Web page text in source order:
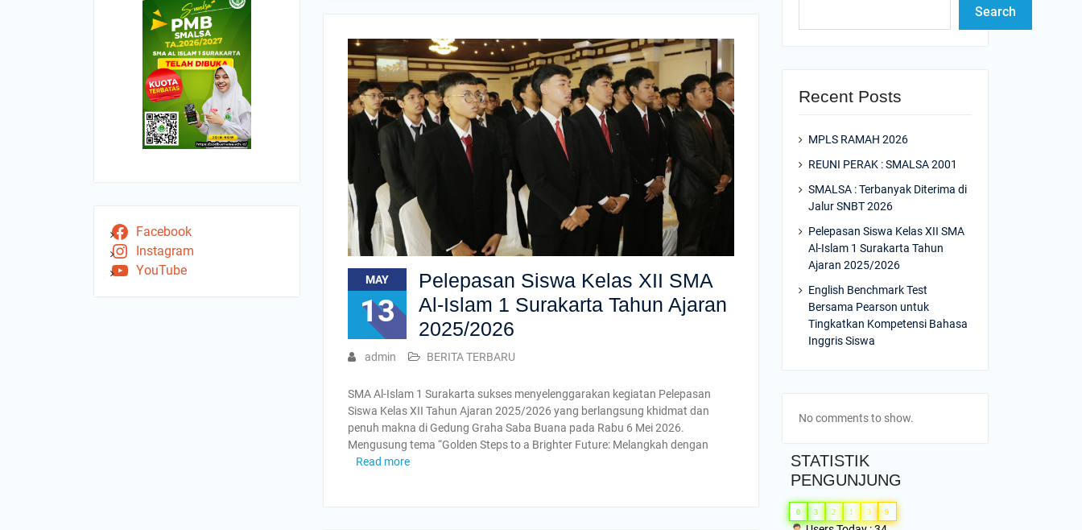
MAY
13
Pelepasan Siswa Kelas XII SMA
Al-Islam 1 Surakarta Tahun Ajaran
2025/2026
admin BERITA TERBARU
SMA Al-Islam 1 Surakarta sukses menyelenggarakan kegiatan Pelepasan
Siswa Kelas XII Tahun Ajaran 2025/2026 yang berlangsung khidmat dan
penuh makna di Gedung Graha Saba Buana pada Rabu 6 Mei 2026.
Mengusung tema “Golden Steps to a Brighter Future: Melangkah dengan
Read more
Search
Recent Posts
MPLS RAMAH 2026
REUNI PERAK : SMALSA 2001
SMALSA : Terbanyak Diterima di
Jalur SNBT 2026
Pelepasan Siswa Kelas XII SMA
Al-Islam 1 Surakarta Tahun
Ajaran 2025/2026
English Benchmark Test
Bersama Pearson untuk
Tingkatkan Kompetensi Bahasa
Inggris Siswa
No comments to show.
STATISTIK
PENGUNJUNG
0 3 2 1 3 9
Facebook
Instagram
YouTube